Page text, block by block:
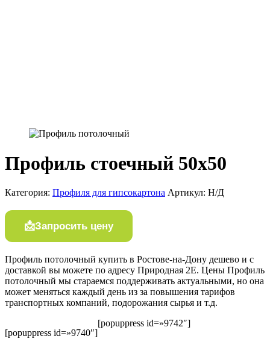
Профиль стоечный 50х50
Категория: Профиля для гипсокартона Артикул: Н/Д
Запросить цену
Профиль потолочный купить в Ростове-на-Дону дешево и с
доставкой вы можете по адресу Природная 2Е. Цены Профиль
потолочный мы стараемся поддерживать актуальными, но она
может меняться каждый день из за повышения тарифов
транспортных компаний, подорожания сырья и т.д.
[popuppress id=»9740″]
[popuppress id=»9742″]